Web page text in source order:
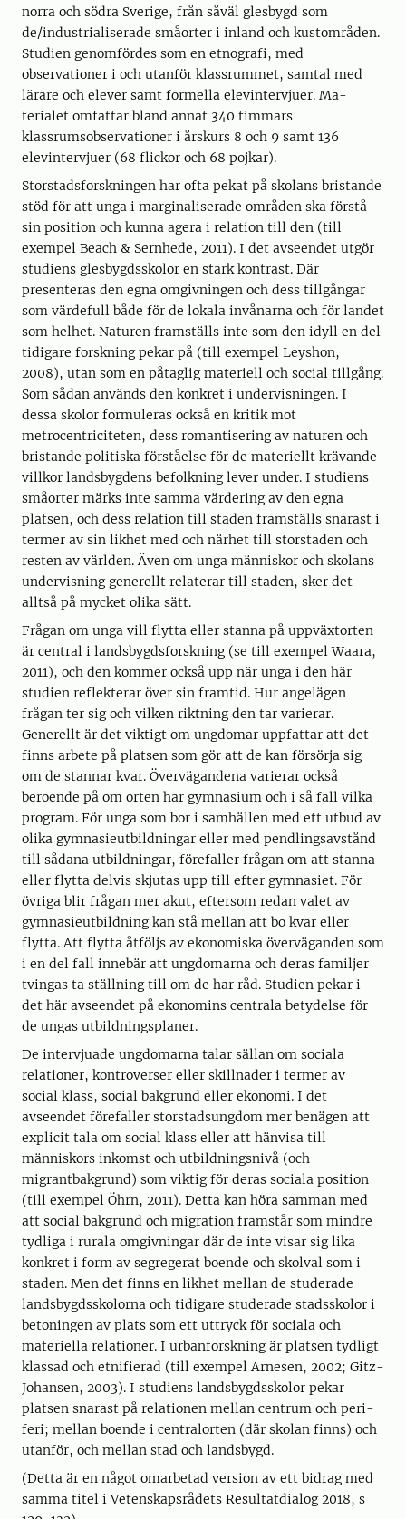
norra och södra Sverige, från såväl glesbygd som
de/industrialiserade små­orter i inland och kustområden.
Studien genomfördes som en etnografi, med
observationer i och utan­­­­för klassrum­met, samtal med
lärare och elever samt formella elevintervjuer. Ma­
terialet omfattar bland annat 340 timmars
klassrumsobservationer i årskurs 8 och 9 samt 136
elevintervjuer (68 flickor och 68 pojkar).
Storstadsforskningen har ofta pekat på skolans bristande
stöd för att unga i marginali­sera­de områden ska förstå
sin position och kunna agera i relation till den (till
exempel Beach & Sernhede, 2011). I det avseendet utgör
studiens glesbygdsskolor en stark kontrast. Där
presenteras den egna omgivningen och dess tillgångar
som värdefull både för de lokala invånarna och för lan­det
som helhet. Naturen framställs inte som den idyll en del
tidigare forskning pekar på (till exempel Leys­hon,
2008), utan som en påtaglig materiell och social tillgång.
Som sådan används den konkret i undervisningen. I
dessa skolor formuleras också en kritik mot
metrocentriciteten, dess romantise­ring av naturen och
bristande politis­ka förståelse för de materiellt krävande
villkor landsbygdens befolk­ning lever under. I studiens
småorter märks inte samma värdering av den egna
platsen, och dess re­­lation till staden framställs snarast i
termer av sin likhet med och närhet till storsta­den och
resten av världen. Även om unga människor och skolans
undervisning generellt relaterar till staden, sker det
alltså på mycket olika sätt.
Frågan om unga vill flytta eller stanna på uppväxtorten
är central i lands­bygds­forskning (se till exempel Waara,
2011), och den kommer också upp när unga i den här
studien reflekterar över sin framtid. Hur angelägen
frågan ter sig och vilken riktning den tar varierar.
Generellt är det viktigt om ungdomar upp­­fat­tar att det
finns arbete på platsen som gör att de kan försörja sig
om de stannar kvar. Övervägandena varierar också
beroende på om orten har gymnasium och i så fall vilka
program. För unga som bor i samhällen med ett utbud av
olika gymnasieutbild­ning­ar eller med pendlingsavstånd
till sådana utbildningar, förefaller frågan om att stanna
el­ler flytta delvis skjutas upp till efter gymnasiet. För
övriga blir frågan mer akut, ef­ter­som redan valet av
gymnasieutbildning kan stå mellan att bo kvar eller
flytta. Att flyt­ta åtföljs av ekonomiska överväganden som
i en del fall innebär att ungdomarna och deras familjer
tvingas ta ställning till om de har råd. Studien pekar i
det här av­seen­det på ekonomins centrala betydelse för
de ungas utbildningsplaner.
De intervjuade ungdomarna talar sällan om sociala
relationer, kontroverser eller skillnader i termer av
social klass, social bakgrund eller ekonomi. I det
avseendet förefaller storstads­ung­­­­­dom mer benägen att
explicit tala om social klass eller att hänvisa till
människors inkomst och utbildningsnivå (och
migrantbakgrund) som viktig för deras sociala po­si­tion
(till exempel Öhrn, 2011). Detta kan höra samman med
att social bakgrund och mig­ra­tion framstår som mindre
tydliga i rurala omgivningar där de inte visar sig lika
kon­kret i form av segregerat boende och skolval som i
staden. Men det finns en likhet mellan de studerade
landsbygdsskolorna och tidigare studerade stadsskolor i
beto­ningen av plats som ett uttryck för sociala och
materiella relationer. I urbanforsk­ning är platsen tydligt
klassad och etnifierad (till exempel Arnesen, 2002; Gitz-
Johansen, 2003). I stu­­diens landsbygdsskolor pekar
platsen snarast på relationen mellan centrum och peri­
feri; mellan boende i centralorten (där skolan finns) och
utanför, och mellan stad och landsbygd.
(Detta är en något omarbetad version av ett bidrag med
samma titel i Vetenskapsrådets Resultatdialog 2018, s